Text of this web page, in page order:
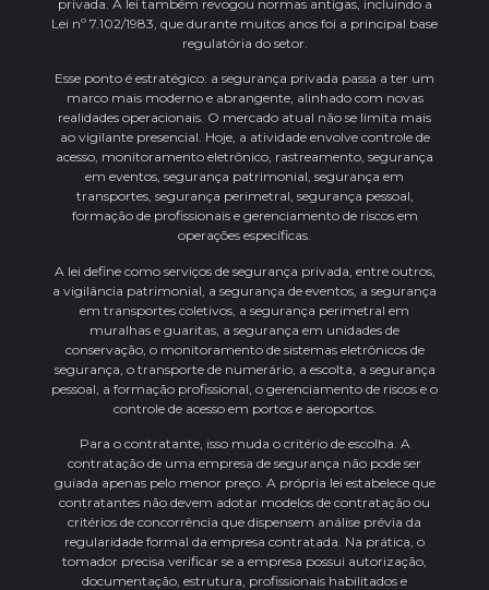
privada. A lei também revogou normas antigas, incluindo a
Lei nº 7.102/1983, que durante muitos anos foi a principal base
regulatória do setor.
Esse ponto é estratégico: a segurança privada passa a ter um
marco mais moderno e abrangente, alinhado com novas
realidades operacionais. O mercado atual não se limita mais
ao vigilante presencial. Hoje, a atividade envolve controle de
acesso, monitoramento eletrônico, rastreamento, segurança
em eventos, segurança patrimonial, segurança em
transportes, segurança perimetral, segurança pessoal,
formação de profissionais e gerenciamento de riscos em
operações específicas.
A lei define como serviços de segurança privada, entre outros,
a vigilância patrimonial, a segurança de eventos, a segurança
em transportes coletivos, a segurança perimetral em
muralhas e guaritas, a segurança em unidades de
conservação, o monitoramento de sistemas eletrônicos de
segurança, o transporte de numerário, a escolta, a segurança
pessoal, a formação profissional, o gerenciamento de riscos e o
controle de acesso em portos e aeroportos.
Para o contratante, isso muda o critério de escolha. A
contratação de uma empresa de segurança não pode ser
guiada apenas pelo menor preço. A própria lei estabelece que
contratantes não devem adotar modelos de contratação ou
critérios de concorrência que dispensem análise prévia da
regularidade formal da empresa contratada. Na prática, o
tomador precisa verificar se a empresa possui autorização,
documentação, estrutura, profissionais habilitados e